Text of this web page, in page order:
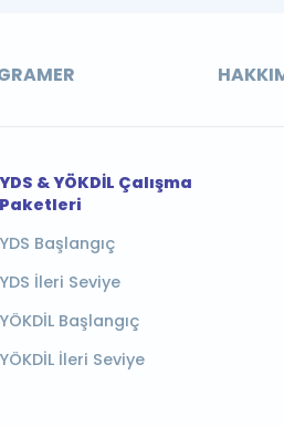
YDS & YÖKDİL Çalışma
Paketleri
YDS Başlangıç
YDS İleri Seviye
YÖKDİL Başlangıç
YÖKDİL İleri Seviye